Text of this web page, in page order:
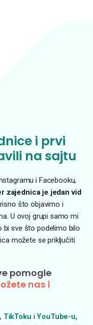
i prvi
na sajtu
i Facebooku,
zajednica je jedan vid
što objavimo i
U ovoj grupi samo mi
bi sve što podelimo bilo
možete se priključiti
pomogle
nas i
, TikToku iYouTube-u,